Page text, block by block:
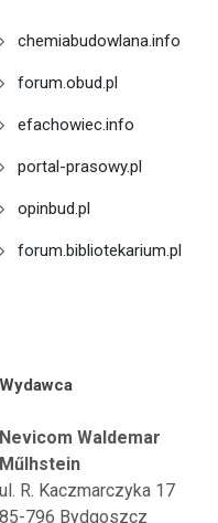
chemiabudowlana.info
forum.obud.pl
efachowiec.info
portal-prasowy.pl
opinbud.pl
forum.bibliotekarium.pl
Wydawca
Nevicom Waldemar
Műlhstein
ul. R. Kaczmarczyka 17
85-796 Bydgoszcz